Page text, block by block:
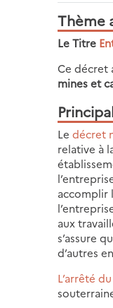
Thème
Le Titre
Ce décret
mines et
Le décret
relative à
accomplir
aux
s’assure
d’autres
L’arrêté